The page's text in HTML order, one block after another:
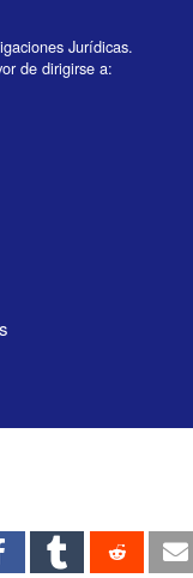
Jurídicas.
de dirigirse a: